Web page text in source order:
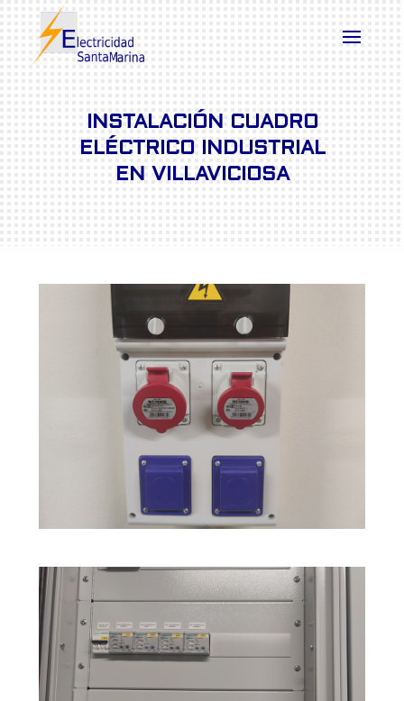
INSTALACIÓN CUADRO
ELÉCTRICO INDUSTRIAL
EN VILLAVICIOSA